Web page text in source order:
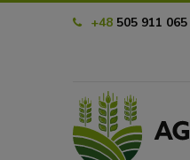
+48 505 911 065